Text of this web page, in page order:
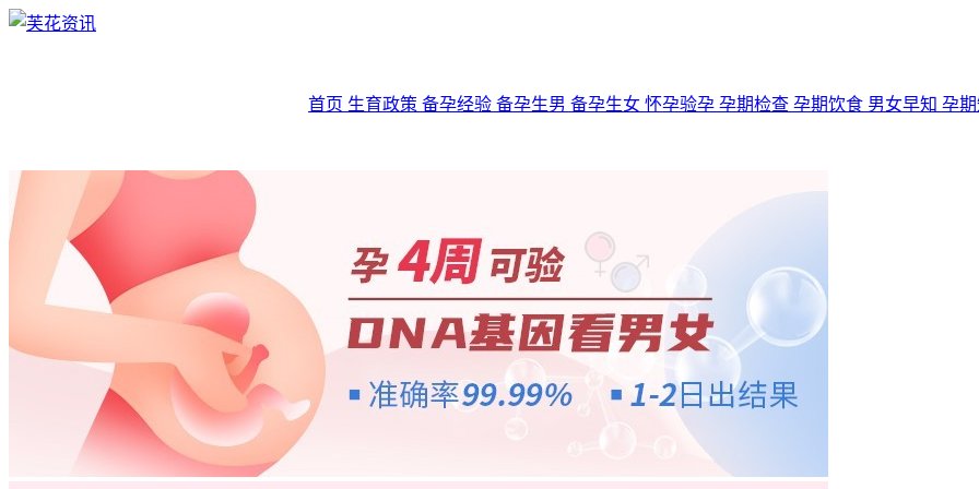
首页 生育政策 备孕经验 备孕生男 备孕生女 怀孕验孕 孕期检查 孕期饮食 男女早知 孕